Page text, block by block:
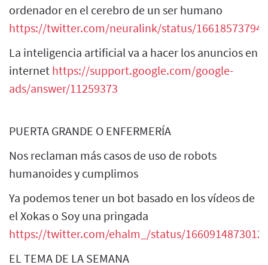
ordenador en el cerebro de un ser humano
https://twitter.com/neuralink/status/
La inteligencia artificial va a hacer los anuncios en
internet https://support.google.com/google-
ads/answer/11259373
PUERTA GRANDE O ENFERMERÍA
Nos reclaman más casos de uso de robots
humanoides y cumplimos
Ya podemos tener un bot basado en los vídeos de
el Xokas o Soy una pringada
https://twitter.com/ehalm_/status/
EL TEMA DE LA SEMANA